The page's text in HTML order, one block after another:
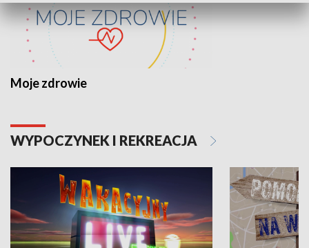
Moje zdrowie
WYPOCZYNEK I REKREACJA